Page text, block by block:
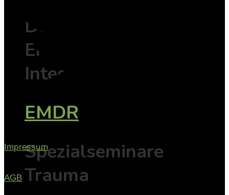
Der Weg vom
Erleben zur
Integration
EMDR
Spezialseminare
Trauma
Impressum
AGB